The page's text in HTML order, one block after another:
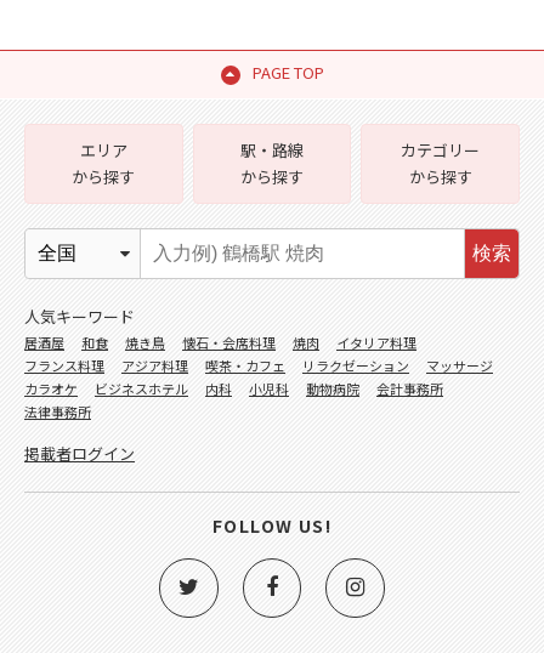
PAGE TOP
エリア
から探す
駅・路線
から探す
カテゴリー
から探す
検索
人気キーワード
居酒屋 和食 焼き鳥 懐石・会席料理 焼肉
イタリア料理
フランス料理
アジア料理 喫茶・カフェ リラクゼーション
マッサージ
カラオケ
ビジネスホテル 内科 小児科 動物病院
会計事務所
法律事務所
掲載者ログイン
FOLLOW US!